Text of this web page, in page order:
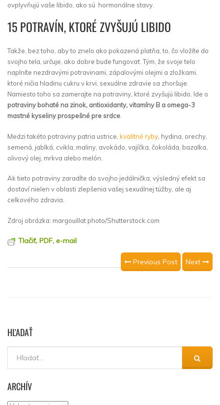
ovplyvňujú vaše libido, ako sú hormonálne stavy.
15 POTRAVÍN, KTORÉ ZVYŠUJÚ LIBIDO
Takže, bez toho, aby to znelo ako pokazená platňa, to, čo vložíte do
svojho tela, určuje, ako dobre bude fungovať. Tým, že svoje telo
naplníte nezdravými potravinami, zápalovými olejmi a zložkami,
ktoré ničia hladinu cukru v krvi, sexuálne zdravie sa zhoršuje.
Namiesto toho sa zamerajte na potraviny, ktoré zvyšujú libido. Ide o
potraviny bohaté na zinok, antioxidanty, vitamíny B a omega-3
mastné kyseliny prospešné pre srdce
Medzi takéto potraviny patria ustrice, kvalitné ryby , hydina, orechy,
semená, jablká, cvikla, maliny, avokádo, vajíčka, čokoláda, bazalka,
olivový olej, mrkva alebo melón.
Ak tieto potraviny zaradíte do svojho jedálnička, výsledný efekt sa
dostaví nielen v oblasti zlepšenia vašej sexuálnej túžby, ale aj
celkového zdravia.
Zdroj obrázka: margouillat photo/Shutterstock.com
Tlačiť, PDF, e-mail
Previous Post Next
HĽADAŤ
ARCHÍV